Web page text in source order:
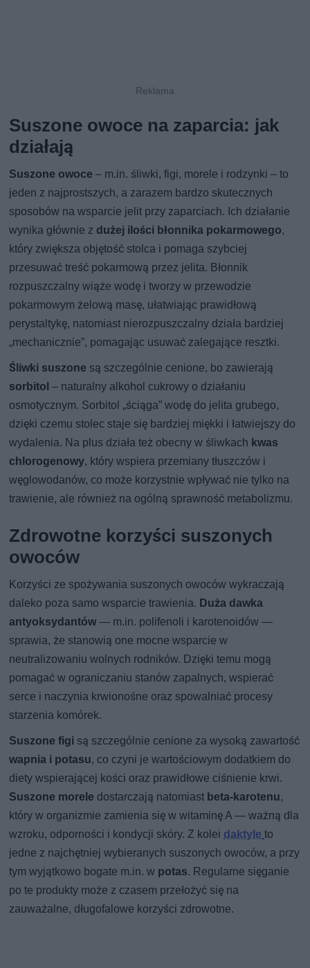
Suszone owoce na zaparcia: jak
działają
Suszone owoce – m.in. śliwki, figi, morele i rodzynki – to
jeden z najprostszych, a zarazem bardzo skutecznych
sposobów na wsparcie jelit przy zaparciach. Ich działanie
wynika głównie z dużej ilości błonnika pokarmowego,
który zwiększa objętość stolca i pomaga szybciej
przesuwać treść pokarmową przez jelita. Błonnik
rozpuszczalny wiąże wodę i tworzy w przewodzie
pokarmowym żelową masę, ułatwiając prawidłową
perystaltykę, natomiast nierozpuszczalny działa bardziej
„mechanicznie”, pomagając usuwać zalegające resztki.
Śliwki suszone są szczególnie cenione, bo zawierają
sorbitol – naturalny alkohol cukrowy o działaniu
osmotycznym. Sorbitol „ściąga” wodę do jelita grubego,
dzięki czemu stolec staje się bardziej miękki i łatwiejszy do
wydalenia. Na plus działa też obecny w śliwkach kwas
chlorogenowy, który wspiera przemiany tłuszczów i
węglowodanów, co może korzystnie wpływać nie tylko na
trawienie, ale również na ogólną sprawność metabolizmu.
Zdrowotne korzyści suszonych
owoców
Korzyści ze spożywania suszonych owoców wykraczają
daleko poza samo wsparcie trawienia. Duża dawka
antyoksydantów — m.in. polifenoli i karotenoidów —
sprawia, że stanowią one mocne wsparcie w
neutralizowaniu wolnych rodników. Dzięki temu mogą
pomagać w ograniczaniu stanów zapalnych, wspierać
serce i naczynia krwionośne oraz spowalniać procesy
starzenia komórek.
Suszone figi są szczególnie cenione za wysoką zawartość
wapnia i potasu, co czyni je wartościowym dodatkiem do
diety wspierającej kości oraz prawidłowe ciśnienie krwi.
Suszone morele dostarczają natomiast beta-karotenu,
który w organizmie zamienia się w witaminę A — ważną dla
wzroku, odporności i kondycji skóry. Z kolei daktyle to
jedne z najchętniej wybieranych suszonych owoców, a przy
tym wyjątkowo bogate m.in. w potas. Regularne sięganie
po te produkty może z czasem przełożyć się na
zauważalne, długofalowe korzyści zdrowotne.